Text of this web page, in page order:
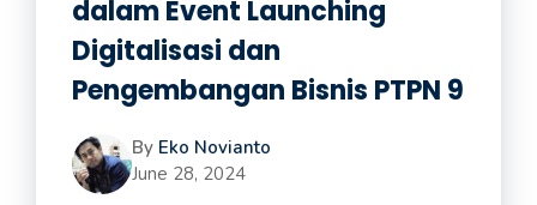
dalam Event Launching
Digitalisasi dan
Pengembangan Bisnis PTPN 9
By Eko Novianto
June 28, 2024